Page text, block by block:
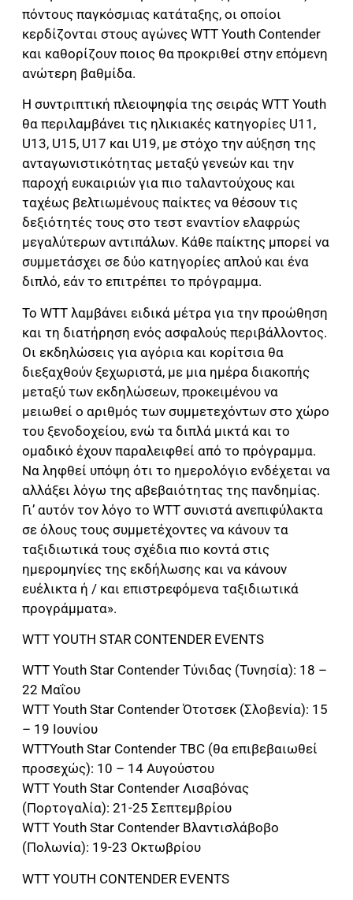
πόντους παγκόσμιας κατάταξης, οι οποίοι
κερδίζονται στους αγώνες WTT Youth Contender
και καθορίζουν ποιος θα προκριθεί στην επόμενη
ανώτερη βαθμίδα.
Η συντριπτική πλειοψηφία της σειράς WTT Youth
θα περιλαμβάνει τις ηλικιακές κατηγορίες U11,
U13, U15, U17 και U19, με στόχο την αύξηση της
ανταγωνιστικότητας μεταξύ γενεών και την
παροχή ευκαιριών για πιο ταλαντούχους και
ταχέως βελτιωμένους παίκτες να θέσουν τις
δεξιότητές τους στο τεστ εναντίον ελαφρώς
μεγαλύτερων αντιπάλων. Κάθε παίκτης μπορεί να
συμμετάσχει σε δύο κατηγορίες απλού και ένα
διπλό, εάν το επιτρέπει το πρόγραμμα.
Το WTT λαμβάνει ειδικά μέτρα για την προώθηση
και τη διατήρηση ενός ασφαλούς περιβάλλοντος.
Οι εκδηλώσεις για αγόρια και κορίτσια θα
διεξαχθούν ξεχωριστά, με μια ημέρα διακοπής
μεταξύ των εκδηλώσεων, προκειμένου να
μειωθεί ο αριθμός των συμμετεχόντων στο χώρο
του ξενοδοχείου, ενώ τα διπλά μικτά και το
ομαδικό έχουν παραλειφθεί από το πρόγραμμα.
Να ληφθεί υπόψη ότι το ημερολόγιο ενδέχεται να
αλλάξει λόγω της αβεβαιότητας της πανδημίας.
Γι’ αυτόν τον λόγο το WTT συνιστά ανεπιφύλακτα
σε όλους τους συμμετέχοντες να κάνουν τα
ταξιδιωτικά τους σχέδια πιο κοντά στις
ημερομηνίες της εκδήλωσης και να κάνουν
ευέλικτα ή / και επιστρεφόμενα ταξιδιωτικά
προγράμματα».
WTT YOUTH STAR CONTENDER EVENTS
WTT Youth Star Contender Τύνιδας (Τυνησία): 18 –
22 Μαΐου
WTT Youth Star Contender Ότοτσεκ (Σλοβενία): 15
– 19 Ιουνίου
WTTYouth Star Contender TBC (θα επιβεβαιωθεί
προσεχώς): 10 – 14 Αυγούστου
WTT Youth Star Contender Λισαβόνας
(Πορτογαλία): 21-25 Σεπτεμβρίου
WTT Youth Star Contender Βλαντισλάβοβο
(Πολωνία): 19-23 Οκτωβρίου
WTT YOUTH CONTENDER EVENTS